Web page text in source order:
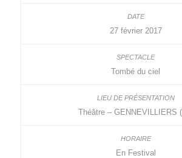
27 février 2017
Tombé du ciel
Théâtre – GENNEVILLIERS
En Festival